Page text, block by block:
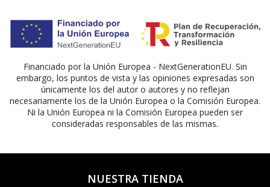
Financiado por la Unión Europea - NextGenerationEU. Sin
embargo, los puntos de vista y las opiniones expresadas son
únicamente los del autor o autores y no reflejan
necesariamente los de la Unión Europea o la Comisión Europea.
Ni la Unión Europea ni la Comisión Europea pueden ser
consideradas responsables de las mismas.
NUESTRA TIENDA